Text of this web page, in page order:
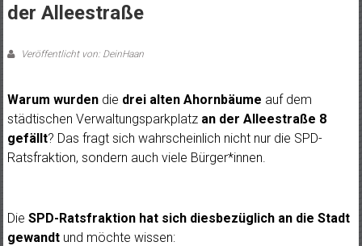
der Alleestraße
Veröffentlicht von: DeinHaan
Warum wurdendie drei alten Ahornbäume auf dem
städtischen Verwaltungsparkplatz an der Alleestraße 8
gefällt? Das fragt sich wahrscheinlich nicht nur die SPD-
Ratsfraktion, sondern auch viele Bürger*innen.
Die SPD-Ratsfraktion hat sich diesbezüglich an die Stadt
gewandtund möchte wissen: